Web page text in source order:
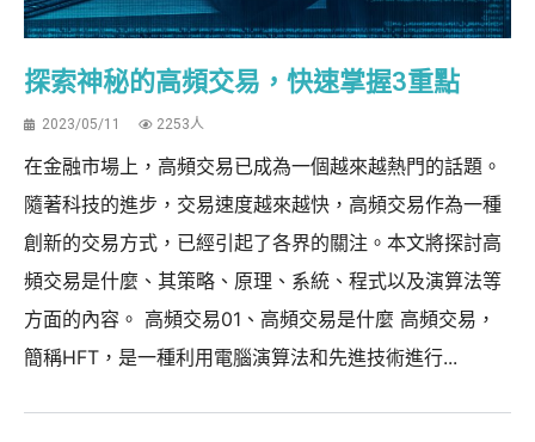
探索神秘的高頻交易，快速掌握3重點
2023/05/11 2253人
在金融市場上，高頻交易已成為一個越來越熱門的話題。
隨著科技的進步，交易速度越來越快，高頻交易作為一種
創新的交易方式，已經引起了各界的關注。本文將探討高
頻交易是什麼、其策略、原理、系統、程式以及演算法等
方面的內容。 高頻交易01、高頻交易是什麼 高頻交易，
簡稱HFT，是一種利用電腦演算法和先進技術進行...